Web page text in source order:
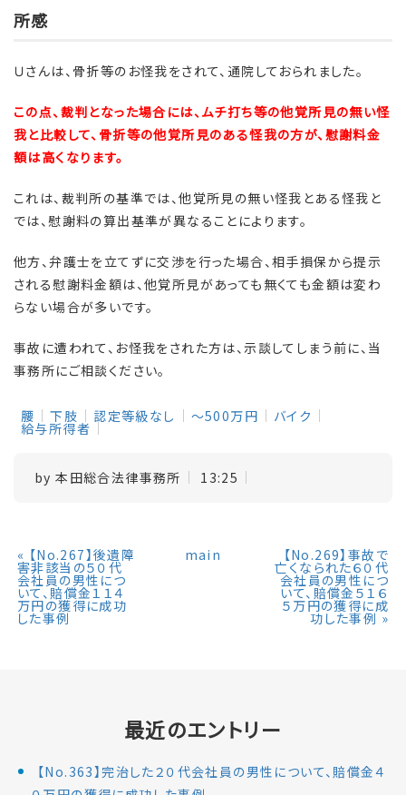
所感
Ｕさんは、骨折等のお怪我をされて、通院しておられました。
この点、裁判となった場合には、ムチ打ち等の他覚所見の無い怪
我と比較して、骨折等の他覚所見のある怪我の方が、慰謝料金
額は高くなります。
これは、裁判所の基準では、他覚所見の無い怪我とある怪我と
では、慰謝料の算出基準が異なることによります。
他方、弁護士を立てずに交渉を行った場合、相手損保から提示
される慰謝料金額は、他覚所見があっても無くても金額は変わ
らない場合が多いです。
事故に遭われて、お怪我をされた方は、示談してしまう前に、当
事務所にご相談ください。
腰 下肢 認定等級なし ～500万円 バイク
給与所得者
by本田総合法律事務所 13:25
« 【No.267】後遺障
害非該当の５０代
会社員の男性につ
いて、賠償金１１４
万円の獲得に成功
した事例
main 【No.269】事故で
亡くなられた６０代
会社員の男性につ
いて、賠償金５１６
５万円の獲得に成
功した事例 »
最近のエントリー
【No.363】完治した２０代会社員の男性について、賠償金４